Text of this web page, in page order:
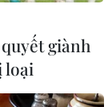
giành
loại